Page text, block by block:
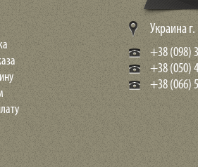
Украина
+38 (098)
+38 (050)
+38 (066)